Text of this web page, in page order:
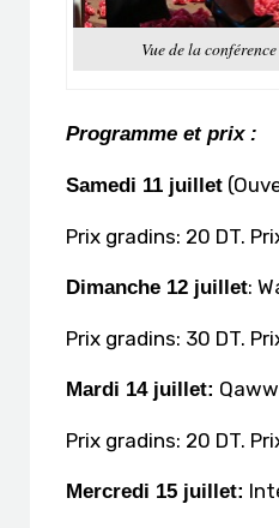
Vue de la
Programme et prix :
Samedi 11 juillet
Prix gradins: 20 DT.
Dimanche 12 juillet:
Prix gradins: 30 DT.
Mardi 14 juillet:
Prix gradins: 20 DT.
Mercredi 15 juillet: